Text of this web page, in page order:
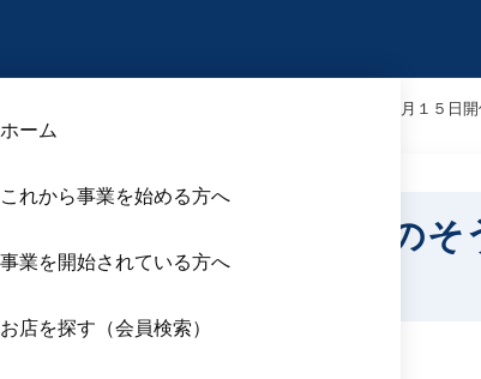
ホーム
これから事業を始める方へ
事業を開始されている方へ
お店を探す（会員検索）
「糸島×起業」応援イベント みんなのそうぎょう⑤ ９月１５日
応援イベント みんなの
業